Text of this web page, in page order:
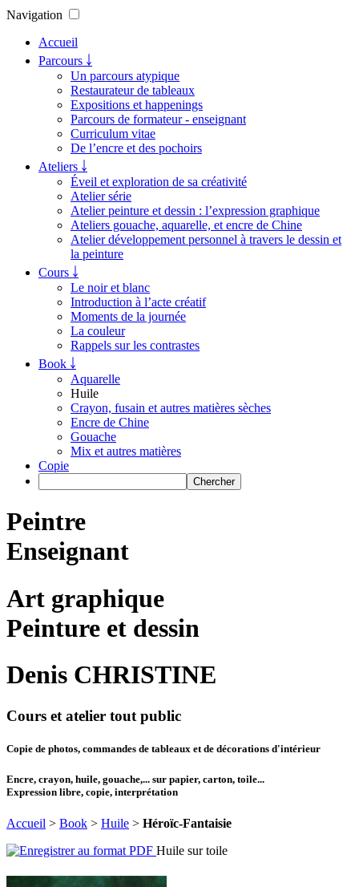
Navigation
Accueil
Parcours ￬
Un parcours atypique
Restaurateur de tableaux
Expositions et happenings
Parcours de formateur - enseignant
Curriculum vitae
De l’encre et des pochoirs
Ateliers ￬
Éveil et exploration de sa créativité
Atelier série
Atelier peinture et dessin : l’expression graphique
Ateliers gouache, aquarelle, et encre de Chine
Atelier développement personnel à travers le dessin et
la peinture
Cours ￬
Le noir et blanc
Introduction à l’acte créatif
Moments de la journée
La couleur
Rappels sur les contrastes
Book ￬
Aquarelle
Huile
Crayon, fusain et autres matières sèches
Encre de Chine
Gouache
Mix et autres matières
Copie
Peintre
Enseignant
Art graphique
Peinture et dessin
Denis CHRISTINE
Cours et atelier tout public
Copie de photos, commandes de tableaux et de décorations d'intérieur
Encre, crayon, huile, gouache,... sur papier, carton, toile...
Expression libre, copie, interprétation
Accueil > Book > Huile > Héroïc-Fantaisie
Huile sur toile